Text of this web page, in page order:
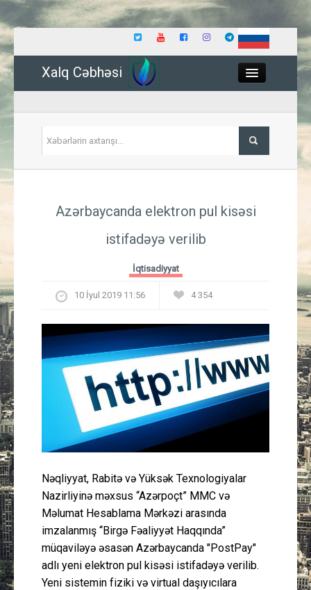
Xalq Cəbhəsi
İqtisadiyyat
Güney Azərbaycan
Mədəniyyət
Müsahibə
İdman
Peşə etikası
Azərbaycanda elektron pul kisəsi
istifadəyə verilib
İqtisadiyyat
10 İyul 2019 11:56 4 354
Nəqliyyat, Rabitə və Yüksək Texnologiyalar
Nazirliyinə məxsus “Azərpoçt” MMC və
Məlumat Hesablama Mərkəzi arasında
imzalanmış “Birgə Fəaliyyət Haqqında”
müqaviləyə əsasən Azərbaycanda "PostPay"
adlı yeni elektron pul kisəsi istifadəyə verilib.
Yeni sistemin fiziki və virtual daşıyıcılara